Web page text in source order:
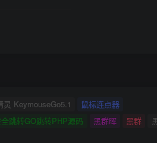
灵 KeymouseGo5.1
鼠标连点器
跳转GO跳转PHP源码 黑群晖 黑群